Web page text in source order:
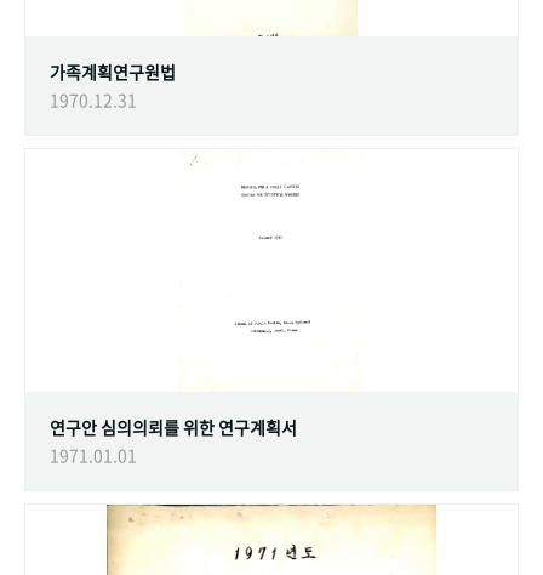
가족계획연구원법
1970.12.31
연구안 심의의뢰를 위한 연구계획서
1971.01.01